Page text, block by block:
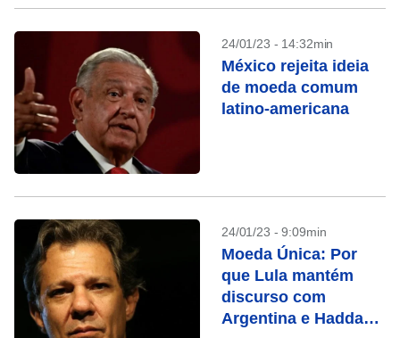
24/01/23 - 14:32min
México rejeita ideia
de moeda comum
latino-americana
24/01/23 - 9:09min
Moeda Única: Por
que Lula mantém
discurso com
Argentina e Haddad